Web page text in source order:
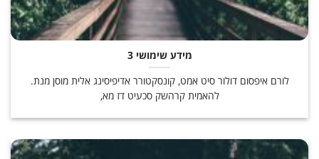
מידע שימושי 3
לורם איפסום דולור סיט אמט, קונסקטורר אדיפיסינג אלית מוסן מנת.
להאמית קרהשק סכעיט דז מא,